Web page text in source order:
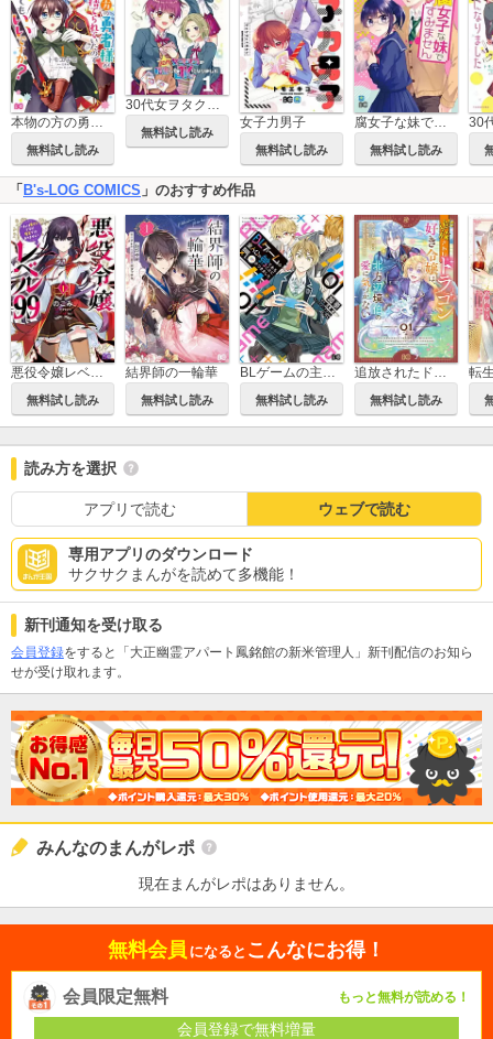
本物の方の勇者様が捨てられていたので私が貰ってもいいですか？
無料試し読み
30代女ヲタクが転生してJKになりました 【連載版】
無料試し読み
女子力男子
無料試し読み
腐女子な妹ですみません
無料試し読み
「 B's-LOG COMICS 」のおすすめ作品
悪役令嬢レベル99 ～私は裏ボスですが魔王ではありません～
無料試し読み
結界師の一輪華
無料試し読み
BLゲームの主人公の弟であることに気がつきました
無料試し読み
追放されたドラゴン好き令嬢は、北方辺境伯の愛に気づかない
無料試し読み
読み方を選択
アプリで読む ウェブで読む
専用アプリのダウンロード
サクサクまんがを読めて多機能！
新刊通知を受け取る
会員登録をすると「大正幽霊アパート鳳銘館の新米管理人」新刊配信のお知ら
せが受け取れます。
みんなのまんがレポ
現在まんがレポはありません。
無料会員 になると こんなにお得！
会員限定無料 もっと無料が読める！
会員登録で無料増量